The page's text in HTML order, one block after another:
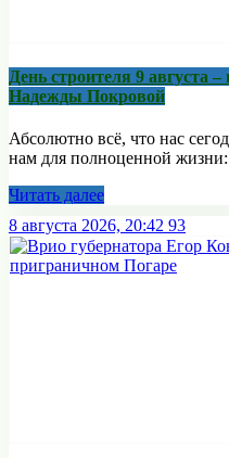
День строителя 9 августа
Надежды Покровой
Абсолютно всё, что нас
нам для полноценной
Читать далее
8 августа 2026, 20:42 93